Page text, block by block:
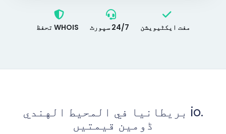
مفت ایکٹیویشن 24/7 سپورٹ WHOIS تحفظ
.io بريطانيا في المحيط الهندي
ڈومین قیمتیں